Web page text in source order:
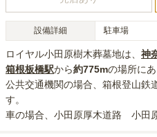
設備詳細 駐車場
ロイヤル小田原樹木葬墓地は、 神
箱根板橋駅から約775mの場所にあ
公共交通機関の場合、箱根登山鉄
す。
車の場合、小田原厚木道路 小田